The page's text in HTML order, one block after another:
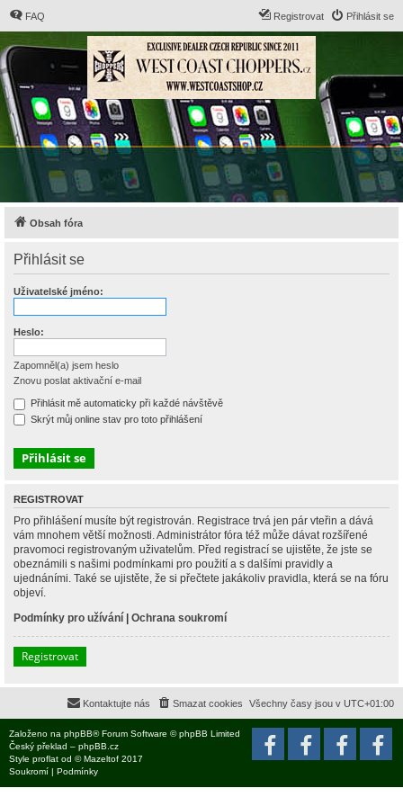
FAQ Přihlásit se
Registrovat
Obsah fóra
Přihlásit se
Uživatelské jméno:
Heslo:
Zapomněl(a) jsem heslo
Znovu poslat aktivační e-mail
Přihlásit mě automaticky při každé návštěvě
Skrýt můj online stav pro toto přihlášení
REGISTROVAT
Pro přihlášení musíte být registrován. Registrace trvá jen pár vteřin a dává
vám mnohem větší možnosti. Administrátor fóra též může dávat rozšířené
pravomoci registrovaným uživatelům. Před registrací se ujistěte, že jste se
obeznámili s našimi podmínkami pro použití a s dalšími pravidly a
ujednáními. Také se ujistěte, že si přečtete jakákoliv pravidla, která se na fóru
objeví.
Podmínky pro užívání | Ochrana soukromí
Registrovat
Všechny časy jsou v UTC+01:00
Smazat cookies
Kontaktujte nás
Založeno na phpBB® Forum Software © phpBB Limited
Český překlad – phpBB.cz
Style proflat od ©Mazeltof 2017
Soukromí | Podmínky